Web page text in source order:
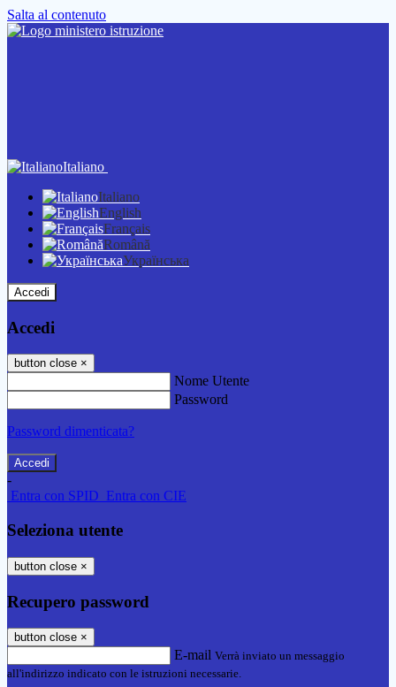
Salta al contenuto
Italiano
Italiano
English
Français
Română
Українська
Accedi
Accedi
button close ×
Nome Utente
Password
Password dimenticata?
-
Entra con SPID Entra con CIE
Seleziona utente
button close ×
Recupero password
button close ×
E-mail Verrà inviato un messaggio
all'indirizzo indicato con le istruzioni necessarie.